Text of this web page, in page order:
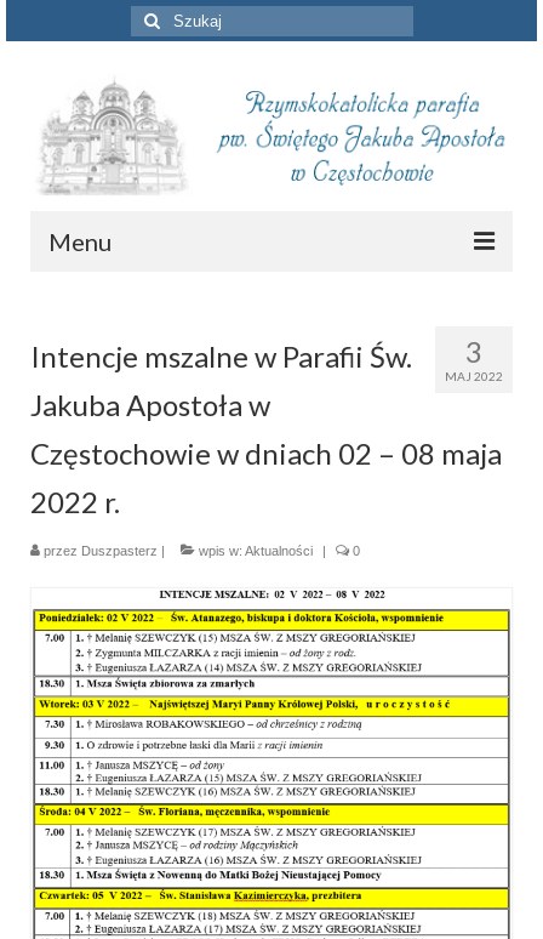
Szuklaj
w:
Menu
Intencje mszalne
Informacje duszpasterskie
Piszą o nas
Remont kościoła
Parafia
Historia
Duszpasterze
Nasz patron
Kościół Rektoracki
Vademecum
Wspólnoty parafialne
Katecheza parafialna
3
MAJ 2022
Intencje mszalne w Parafii Św.
Jakuba Apostoła w
Częstochowie w dniach 02 – 08 maja
2022 r.
przez Duszpasterz wpis w: Aktualności 0